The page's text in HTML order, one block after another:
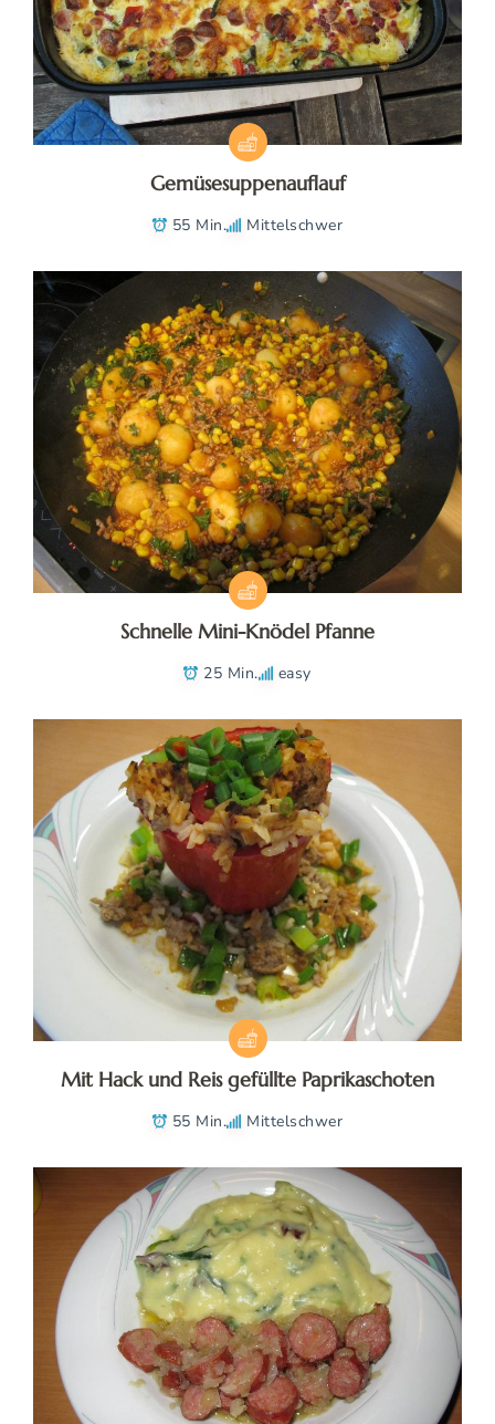
Gemüsesuppenauflauf
55 Min. Mittelschwer
Schnelle Mini-Knödel Pfanne
25 Min. easy
Mit Hack und Reis gefüllte Paprikaschoten
55 Min. Mittelschwer